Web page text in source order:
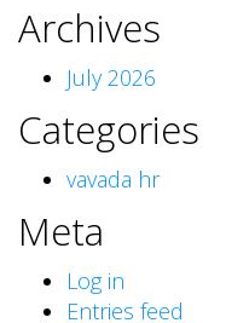
Archives
July 2026
Categories
vavada hr
Meta
Log in
Entries feed